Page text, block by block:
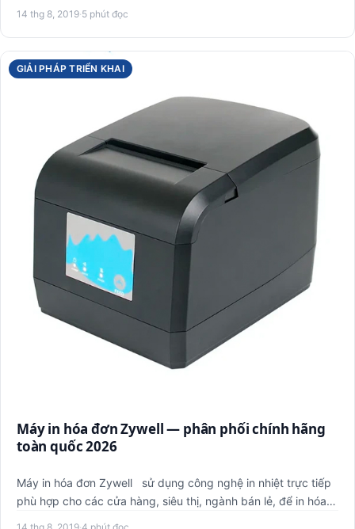
14 thg 8, 2019·5 phút đọc
GIẢI PHÁP TRIỂN KHAI
Máy in hóa đơn Zywell — phân phối chính hãng
toàn quốc 2026
Máy in hóa đơn Zywell sử dụng công nghệ in nhiệt trực tiếp
phù hợp cho các cửa hàng, siêu thị, ngành bán lẻ, để in hóa…